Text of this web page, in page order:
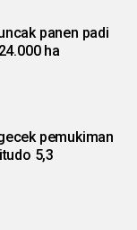
panen padi
ha
pemukiman
5,3